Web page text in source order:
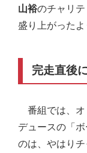
山裕のチャリ
盛り上がったよ
完走直後
番組では、オ
デュースの「
のは、やはり